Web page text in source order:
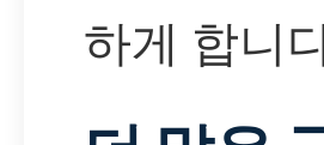
하게 합니